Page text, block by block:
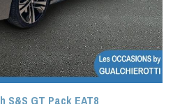
S&S GT Pack EAT8